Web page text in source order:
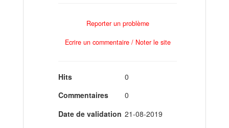
Reporter un problème
Ecrire un commentaire / Noter le site
Hits
0
Commentaires
0
Date de validation 21-08-2019